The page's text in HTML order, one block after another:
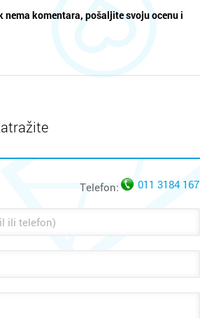
nema komentara, pošaljite svoju ocenu i
Telefon: 011 3184 167